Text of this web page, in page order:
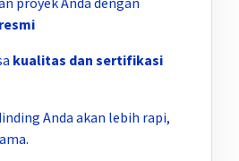
kualitas dan sertifikasi
Anda akan lebih rapi,